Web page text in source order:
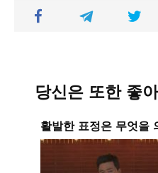
당신은 또한 좋
활발한 표정은 무엇을